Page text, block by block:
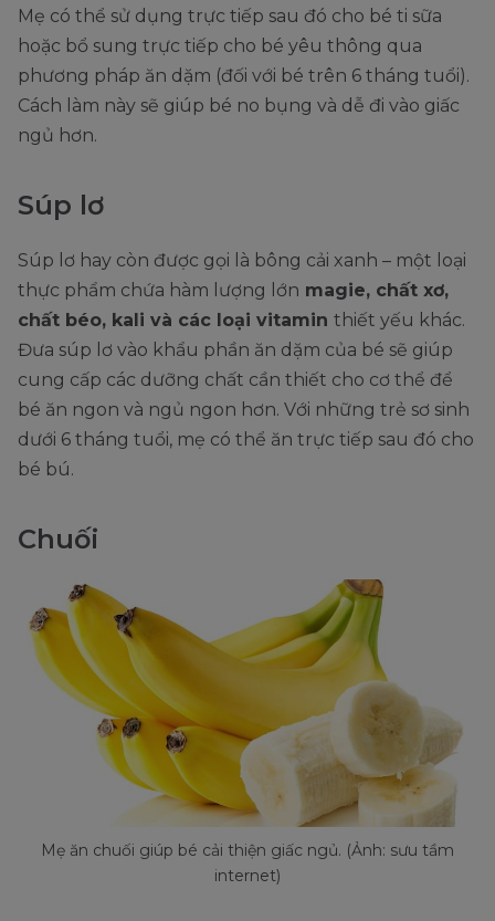
Mẹ có thể sử dụng trực tiếp sau đó cho bé ti sữa
hoặc bổ sung trực tiếp cho bé yêu thông qua
phương pháp ăn dặm (đối với bé trên 6 tháng tuổi).
Cách làm này sẽ giúp bé no bụng và dễ đi vào giấc
ngủ hơn.
Súp lơ
Súp lơ hay còn được gọi là bông cải xanh – một loại
thực phẩm chứa hàm lượng lớn magie, chất xơ,
chất béo, kali và các loại vitamin thiết yếu khác.
Đưa súp lơ vào khẩu phần ăn dặm của bé sẽ giúp
cung cấp các dưỡng chất cần thiết cho cơ thể để
bé ăn ngon và ngủ ngon hơn. Với những trẻ sơ sinh
dưới 6 tháng tuổi, mẹ có thể ăn trực tiếp sau đó cho
bé bú.
Chuối
Mẹ ăn chuối giúp bé cải thiện giấc ngủ. (Ảnh: sưu tầm
internet)